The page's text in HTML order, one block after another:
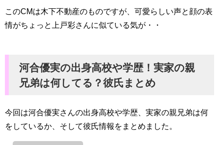
このCMは木下不動産のものですが、可愛らしい声と顔の表
情がちょっと上戸彩さんに似ている気が・・
河合優実の出身高校や学歴！実家の親
兄弟は何してる？彼氏まとめ
今回は河合優実さんの出身高校や学歴、実家の親兄弟は何
をしているか、そして彼氏情報をまとめました。